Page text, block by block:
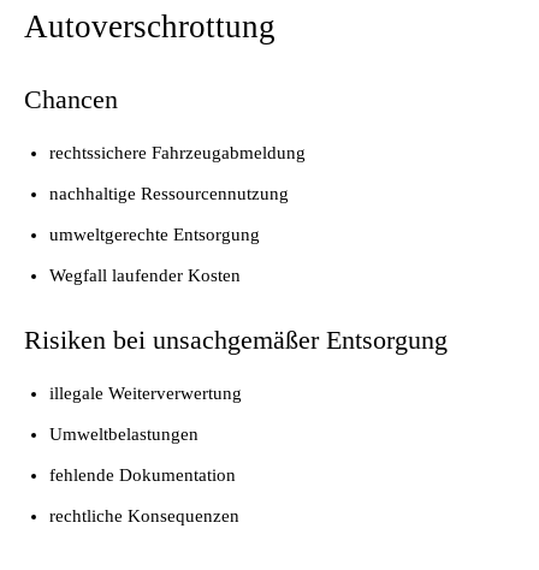
Autoverschrottung
Chancen
rechtssichere Fahrzeugabmeldung
nachhaltige Ressourcennutzung
umweltgerechte Entsorgung
Wegfall laufender Kosten
Risiken bei unsachgemäßer Entsorgung
illegale Weiterverwertung
Umweltbelastungen
fehlende Dokumentation
rechtliche Konsequenzen